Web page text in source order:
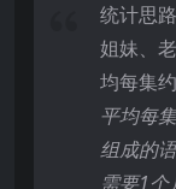
统计思
姐妹、
均每集
平均每
组成的
需要1个